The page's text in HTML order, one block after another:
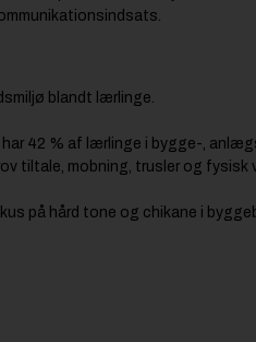
blandt lærlinge.
42 % af lærlinge i bygge-,
tiltale, mobning, trusler og fysisk
på hård tone og chikane i